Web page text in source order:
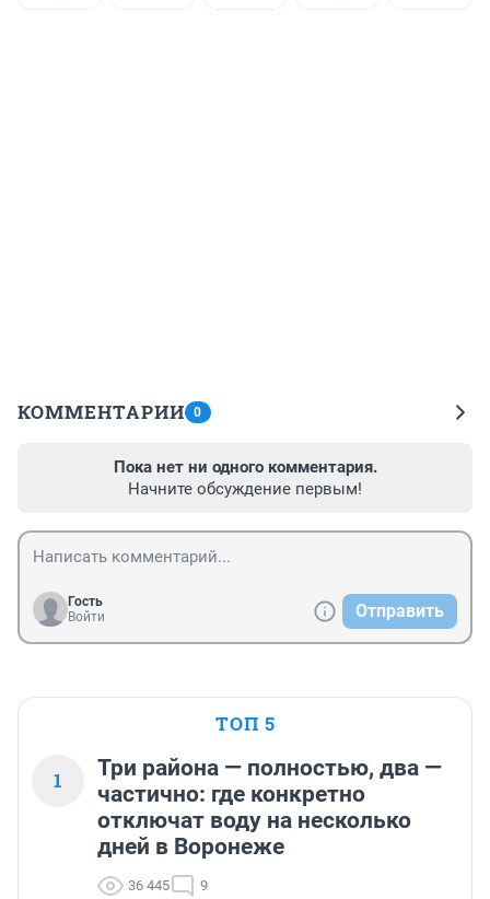
КОММЕНТАРИИ 0
Пока нет ни одного комментария.
Начните обсуждение первым!
Гость
Войти
Отправить
ТОП 5
1
Три района — полностью, два —
частично: где конкретно
отключат воду на несколько
дней в Воронеже
36 445 9